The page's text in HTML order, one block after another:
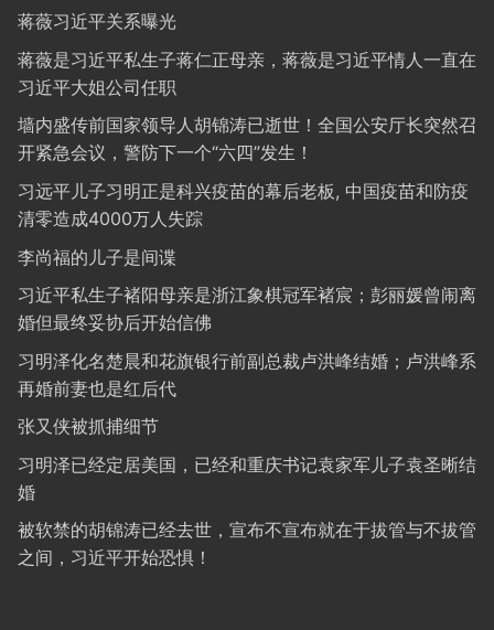
蒋薇习近平关系曝光
蒋薇是习近平私生子蒋仁正母亲，蒋薇是习近平情人一直在
习近平大姐公司任职
墙内盛传前国家领导人胡锦涛已逝世！全国公安厅长突然召
开紧急会议，警防下一个“六四”发生！
习远平儿子习明正是科兴疫苗的幕后老板, 中国疫苗和防疫
清零造成4000万人失踪
李尚福的儿子是间谍
习近平私生子褚阳母亲是浙江象棋冠军褚宸；彭丽媛曾闹离
婚但最终妥协后开始信佛
习明泽化名楚晨和花旗银行前副总裁卢洪峰结婚；卢洪峰系
再婚前妻也是红后代
张又侠被抓捕细节
习明泽已经定居美国，已经和重庆书记袁家军儿子袁圣晰结
婚
被软禁的胡锦涛已经去世，宣布不宣布就在于拔管与不拔管
之间，习近平开始恐惧！